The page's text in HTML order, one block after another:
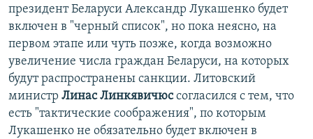
президент Беларуси Александр Лукашенко будет
включен в "черный список", но пока неясно, на
первом этапе или чуть позже, когда возможно
увеличение числа граждан Беларуси, на которых
будут распространены санкции. Литовский
министр Линас Линкявичюссогласился с тем, что
есть "тактические соображения", по которым
Лукашенко не обязательно будет включен в